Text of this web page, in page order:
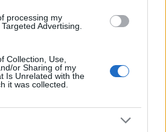
processing my
Advertising.
Collection, Use,
or Sharing of my
Is Unrelated with the
it was collected.
naiv álomképe miatt is
no meg ugye pompás
nem olcsó fapadost,
egyforma bulihosteleket
megbocsátottam a filmnek, ami
legbiztosabb jele.